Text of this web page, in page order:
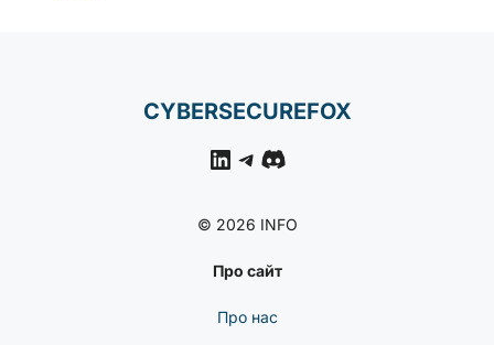
CYBERSECUREFOX
LinkedIn
Telegram
Discord
© 2026 INFO
Про сайт
Про нас